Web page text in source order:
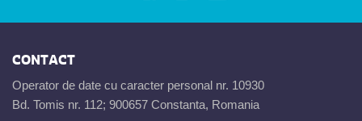
CONTACT
Operator de date cu caracter personal nr. 10930
Bd. Tomis nr. 112; 900657 Constanta, Romania